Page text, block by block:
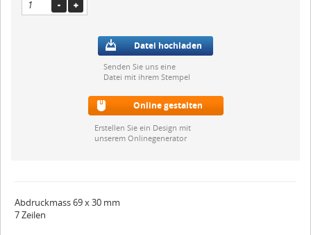
Datei hochladen
Senden Sie uns eine
Datei mit ihrem Stempel
Online gestalten
Erstellen Sie ein Design mit
unserem Onlinegenerator
Abdruckmass 69 x 30 mm
7 Zeilen